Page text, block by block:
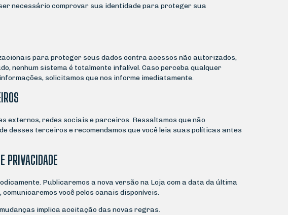
necessário comprovar sua identidade para proteger sua
para proteger seus dados contra acessos não autorizados,
nenhum sistema é totalmente infalível. Caso perceba qualquer
solicitamos que nos informe imediatamente.
externos, redes sociais e parceiros. Ressaltamos que não
desses terceiros e recomendamos que você leia suas políticas antes
PRIVACIDADE
Publicaremos a nova versão na Loja com a data da última
você pelos canais disponíveis.
implica aceitação das novas regras.